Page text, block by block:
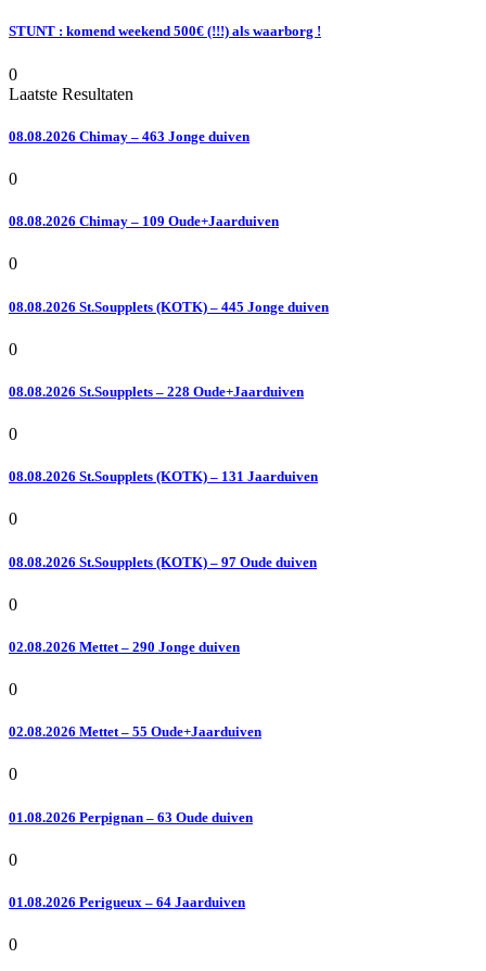
STUNT : komend weekend 500€ (!!!) als waarborg !
0
Laatste Resultaten
08.08.2026 Chimay – 463 Jonge duiven
0
08.08.2026 Chimay – 109 Oude+Jaarduiven
0
08.08.2026 St.Soupplets (KOTK) – 445 Jonge duiven
0
08.08.2026 St.Soupplets – 228 Oude+Jaarduiven
0
08.08.2026 St.Soupplets (KOTK) – 131 Jaarduiven
0
08.08.2026 St.Soupplets (KOTK) – 97 Oude duiven
0
02.08.2026 Mettet – 290 Jonge duiven
0
02.08.2026 Mettet – 55 Oude+Jaarduiven
0
01.08.2026 Perpignan – 63 Oude duiven
0
01.08.2026 Perigueux – 64 Jaarduiven
0